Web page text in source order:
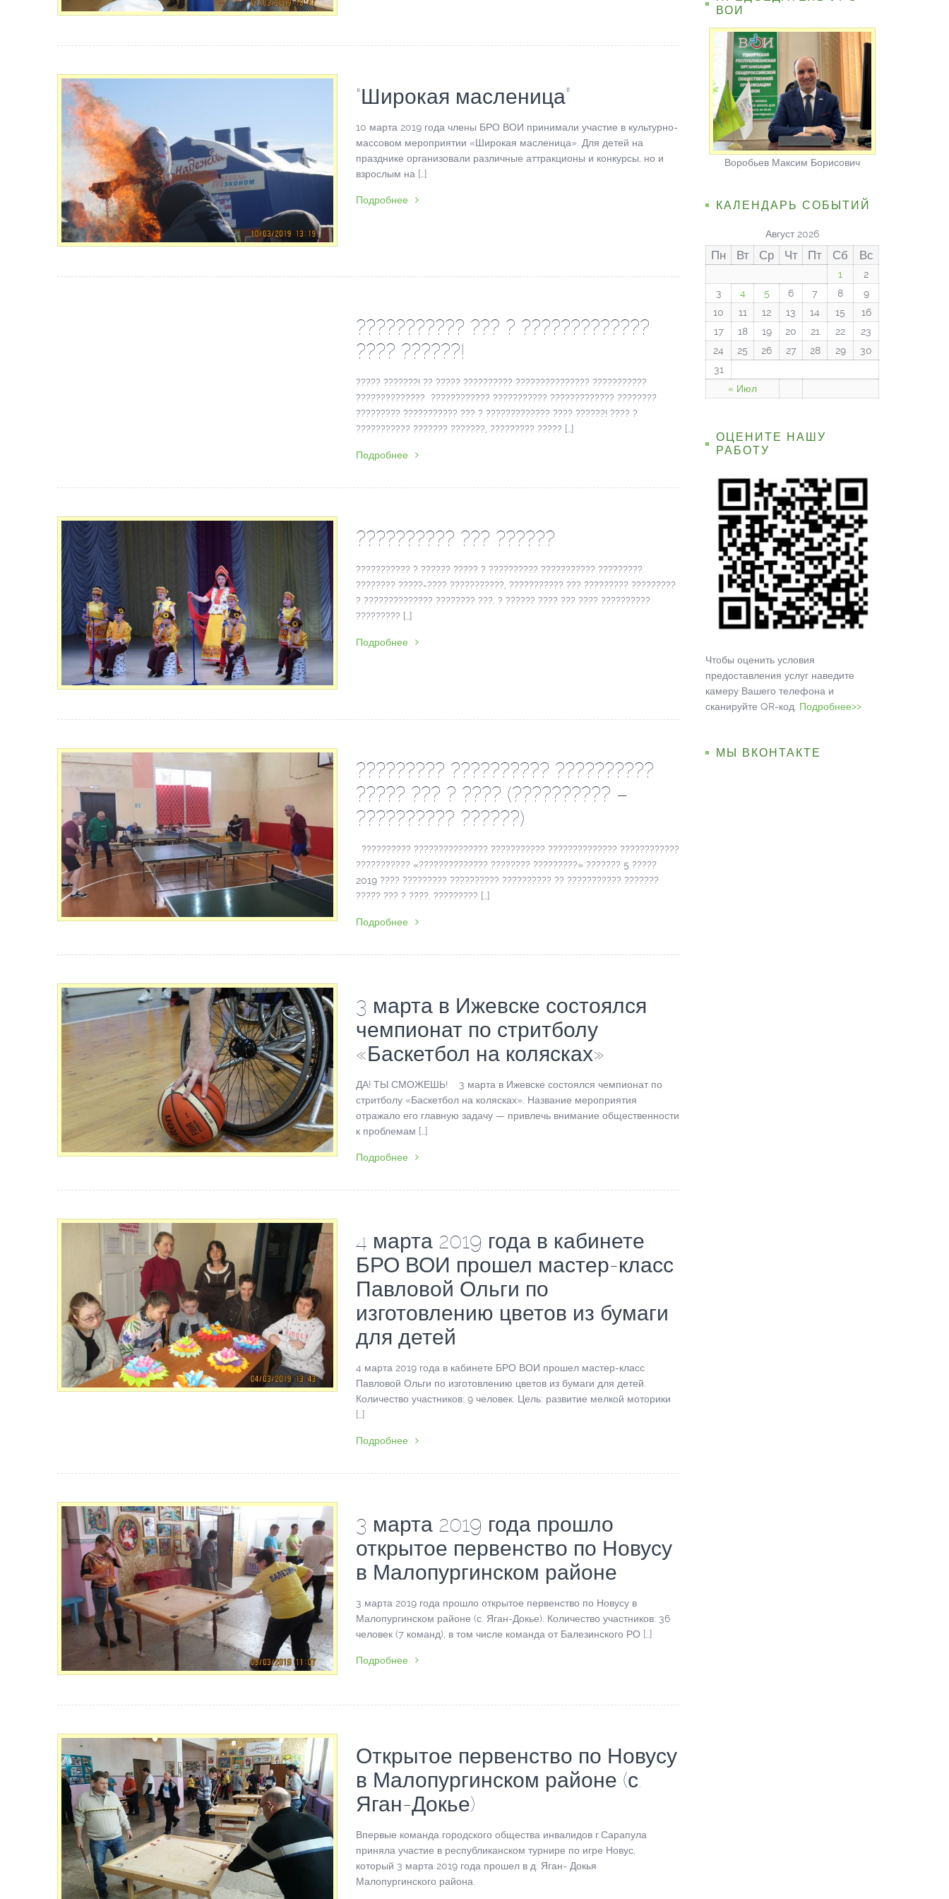
“Широкая масленица”
10 марта 2019 года члены БРО ВОИ принимали участие в культурно-
массовом мероприятии «Широкая масленица». Для детей на
празднике организовали различные аттракционы и конкурсы, но и
взрослым на […]
Подробнее
??????????? ??? ? ?????????????
???? ??????!
????? ???????! ?? ????? ?????????? ??????????????? ???????????
?????????????? ???????????? ??????????? ????????????? ????????
????????? ??????????? ??? ? ????????????? ???? ??????! ???? ?
??????????? ??????? ???????, ????????? ????? […]
Подробнее
?????????? ??? ??????
??????????? ? ?????? ????? ? ?????????? ??????????? ?????????
???????? ?????-???? ???????????, ??????????? ??? ????????? ?????????
? ?????????????? ???????? ???. ? ?????? ???? ??? ???? ??????????
????????? […]
Подробнее
????????? ?????????? ??????????
????? ??? ? ???? (?????????? –
?????????? ??????)
?????????? ??????????????? ??????????? ?????????????? ????????????
??????????? «?????????????? ???????? ?????????» ??????? 5 ?????
2019 ???? ????????? ?????????? ?????????? ?? ??????????? ???????
????? ??? ? ????. ????????? […]
Подробнее
3 марта в Ижевске состоялся
чемпионат по стритболу
«Баскетбол на колясках»
ДА! ТЫ СМОЖЕШЬ! 3 марта в Ижевске состоялся чемпионат по
стритболу «Баскетбол на колясках». Название мероприятия
отражало его главную задачу — привлечь внимание общественности
к проблемам […]
Подробнее
4 марта 2019 года в кабинете
БРО ВОИ прошел мастер-класс
Павловой Ольги по
изготовлению цветов из бумаги
для детей
4 марта 2019 года в кабинете БРО ВОИ прошел мастер-класс
Павловой Ольги по изготовлению цветов из бумаги для детей.
Количество участников: 9 человек. Цель: развитие мелкой моторики
[…]
Подробнее
3 марта 2019 года прошло
открытое первенство по Новусу
в Малопургинском районе
3 марта 2019 года прошло открытое первенство по Новусу в
Малопургинском районе (с. Яган-Докье). Количество участников: 36
человек (7 команд), в том числе команда от Балезинского РО […]
Подробнее
Открытое первенство по Новусу
в Малопургинском районе (с.
Яган-Докье)
Впервые команда городского общества инвалидов г.Сарапула
приняла участие в республиканском турнире по игре Новус,
который 3 марта 2019 года прошел в д. Яган- Докья
Малопургинского района.
ВОИ
Воробьев Максим Борисович
КАЛЕНДАРЬ СОБЫТИЙ
Август 2026
Пн Вт Ср Чт Пт Сб Вс
« Июл
1
2
3
4 5 6 7 8
9
10
11 12 13 14 15
16
17
18 19 20 21 22
23
24
25 26 27 28 29
30
31
ОЦЕНИТЕ НАШУ
РАБОТУ
Чтобы оценить условия
предоставления услуг наведите
камеру Вашего телефона и
сканируйте QR-код. Подробнее>>
МЫ ВКОНТАКТЕ